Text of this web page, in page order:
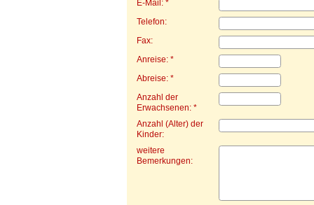
E-Mail: *
Telefon:
Fax:
Anreise: *
Abreise: *
Anzahl der
Erwachsenen: *
Anzahl (Alter) der
Kinder:
weitere
Bemerkungen: